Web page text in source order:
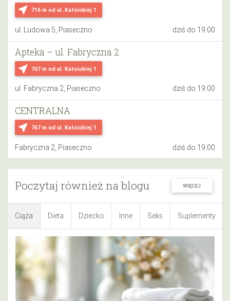
near_me 716 m od ul. Katoickiej 1
ul. Ludowa 5, Piaseczno dziś do 19:00
near_me 767 m od ul. Katoickiej 1
Apteka – ul. Fabryczna 2
ul. Fabryczna 2, Piaseczno dziś do 19:00
near_me 767 m od ul. Katoickiej 1
CENTRALNA
Fabryczna 2, Piaseczno dziś do 19:00
Poczytaj również na blogu WIĘCEJ
Ciąża Dieta Dziecko Inne Seks Suplementy